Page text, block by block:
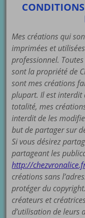
Mes créations qui
imprimées et
professionnel.
sont la propriété de
sont mes créations
plupart. Il est interdit
totalité, mes
interdit de les
but de partager sur
Si vous désirez
partageant les
http://
créations sans
protéger du
créateurs et
d’utilisation de leurs